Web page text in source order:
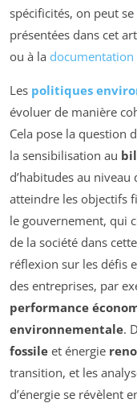
spécificités, on peut
présentées dans cet
ou à la
Les politiques
évoluer de manière
Cela pose la question
la sensibilisation au
d’habitudes au
atteindre les objectifs
le gouvernement, qui
de la société dans
réflexion sur les défis
des entreprises, par
performance
environnementale.
fossile et énergie
transition, et les
d’énergie se révèlent